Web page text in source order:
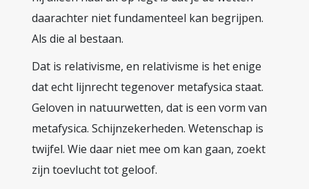
daarachter niet fundamenteel kan begrijpen.
Als die al bestaan.
Dat is relativisme, en relativisme is het enige
dat echt lijnrecht tegenover metafysica staat.
Geloven in natuurwetten, dat is een vorm van
metafysica. Schijnzekerheden. Wetenschap is
twijfel. Wie daar niet mee om kan gaan, zoekt
zijn toevlucht tot geloof.